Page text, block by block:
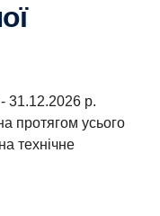
31.12.2026 р.
протягом усього
технічне